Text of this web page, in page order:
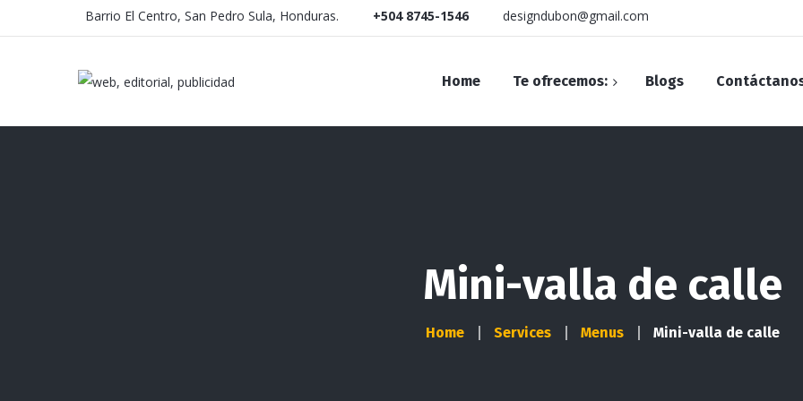
Barrio El Centro, San Pedro Sula, Honduras. +504 8745-1546 designdubon@gmail.com
Home Te ofrecemos:
Drones
Blogs
Mini-valla de calle
Home Services Menus Mini-valla de calle